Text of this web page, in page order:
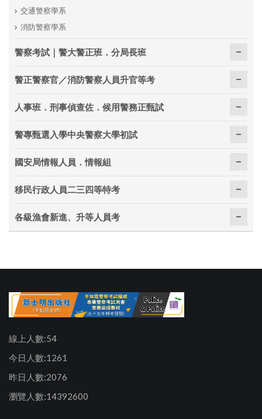
交通警察學系
消防警察學系
警察考試｜警大警正班．分局長班
警正警察官／消防警察人員升官等考
人事班．刑事偵查佐．候用警務正甄試
警專甄選入學中央警察大學初試
國安局情報人員．情報組
移民行政人員二三四等特考
各級漁會新進、升等人員考
線上人數:54
今日人數:1261
昨日人數:2076
瀏覽人數:14392600